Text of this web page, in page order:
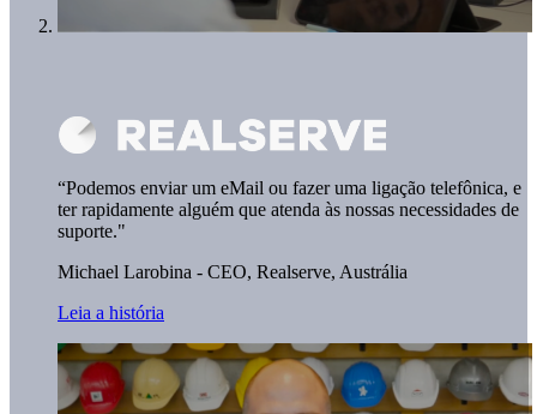
“Podemos enviar um eMail ou fazer uma ligação telefônica, e
ter rapidamente alguém que atenda às nossas necessidades de
suporte."
Michael Larobina - CEO, Realserve, Austrália
Leia a história